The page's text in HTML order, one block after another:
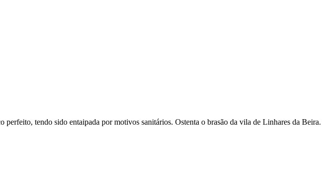
tendo sido entaipada por motivos sanitários. Ostenta o brasão da vila de Linhares da Beira.